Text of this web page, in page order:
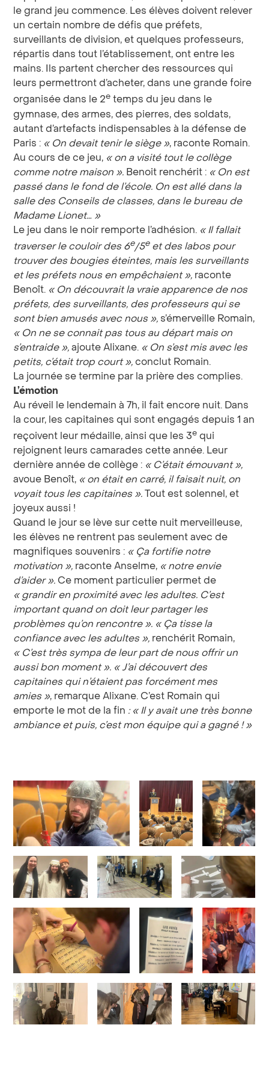
le grand jeu commence. Les élèves doivent relever
un certain nombre de défis que préfets,
surveillants de division, et quelques professeurs,
répartis dans tout l’établissement, ont entre les
mains. Ils partent chercher des ressources qui
leurs permettront d’acheter, dans une grande foire
organisée dans le 2e temps du jeu dans le
gymnase, des armes, des pierres, des soldats,
autant d’artefacts indispensables à la défense de
Paris : «On devait tenir le siège », raconte Romain.
Au cours de ce jeu, «on a visité tout le collège
comme notre maison ». Benoit renchérit : «On est
passé dans le fond de l’école. On est allé dans la
salle des Conseils de classes, dans le bureau de
Madame Lionet… »
Le jeu dans le noir remporte l’adhésion. «Il fallait
traverser le couloir des 6e/5eet des labos pour
trouver des bougies éteintes, mais les surveillants
et les préfets nous en empêchaient », raconte
Benoît. «On découvrait la vraie apparence de nos
préfets, des surveillants, des professeurs qui se
sont bien amusés avec nous », s’émerveille Romain,
«On ne se connait pas tous au départ mais on
s’entraide », ajoute Alixane. «On s’est mis avec les
petits, c’était trop court »,conclut Romain.
La journée se termine par la prière des complies.
L’émotion
Au réveil le lendemain à 7h, il fait encore nuit. Dans
la cour, les capitaines qui sont engagés depuis 1 an
reçoivent leur médaille, ainsi que les 3e qui
rejoignent leurs camarades cette année. Leur
dernière année de collège : « C’était émouvant »,
avoue Benoît, « on était en carré, il faisait nuit, on
voyait tous les capitaines ». Tout est solennel, et
joyeux aussi !
Quand le jour se lève sur cette nuit merveilleuse,
les élèves ne rentrent pas seulement avec de
magnifiques souvenirs : « Ça fortifie notre
motivation », raconte Anselme, « notre envie
d’aider ». Ce moment particulier permet de
« grandir en proximité avec les adultes. C’est
important quand on doit leur partager les
problèmes qu’on rencontre ». « Ça tisse la
confiance avec les adultes », renchérit Romain,
« C’est très sympa de leur part de nous offrir un
aussi bon moment ». « J’ai découvert des
capitaines qui n’étaient pas forcément mes
amies », remarque Alixane. C’est Romain qui
emporte le mot de la fin : « Il y avait une très bonne
ambiance et puis, c’est mon équipe qui a gagné ! »